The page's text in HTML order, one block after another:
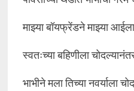
माझ्या बॉयफ्रेंडने माझ्या
स्वतःच्या बहिणीला
भाभीने मला तिच्या नवर्याला